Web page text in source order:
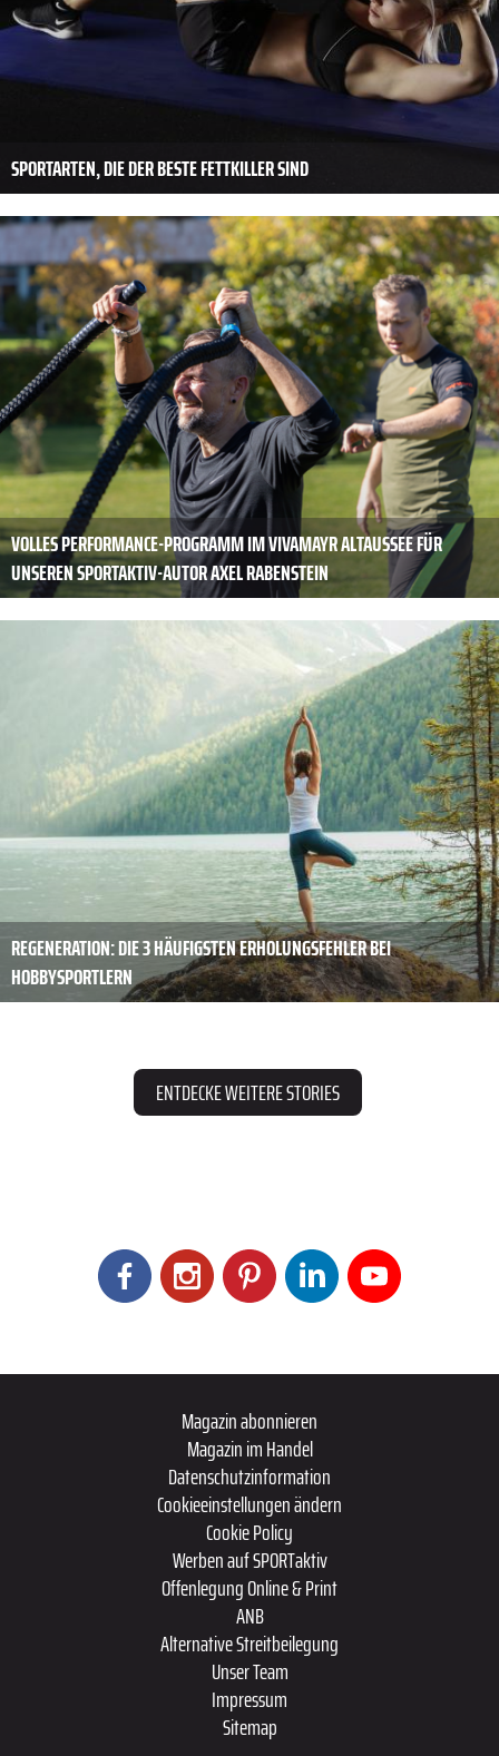
SPORTARTEN, DIE DER BESTE FETTKILLER SIND
VOLLES PERFORMANCE-PROGRAMM IM VIVAMAYR ALTAUSSEE FÜR
UNSEREN SPORTAKTIV-AUTOR AXEL RABENSTEIN
REGENERATION: DIE 3 HÄUFIGSTEN ERHOLUNGSFEHLER BEI
HOBBYSPORTLERN
ENTDECKE WEITERE STORIES
Magazin abonnieren
Magazin im Handel
Datenschutzinformation
Cookieeinstellungen ändern
Cookie Policy
Werben auf SPORTaktiv
Offenlegung Online & Print
ANB
Alternative Streitbeilegung
Unser Team
Impressum
Sitemap